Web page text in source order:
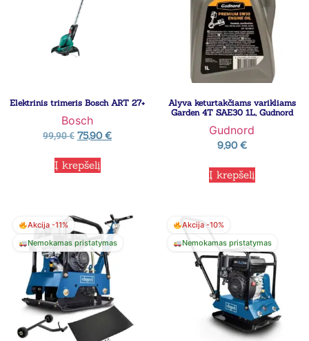
Elektrinis trimeris Bosch ART 27+
Bosch
99,90€ 75,90€
Į krepšelį
Alyva keturtakčiams varikliams
Garden 4T SAE30 1L, Gudnord
Gudnord
9,90€
Į krepšelį
Akcija -11%
Nemokamas pristatymas
Akcija -10%
Nemokamas pristatymas